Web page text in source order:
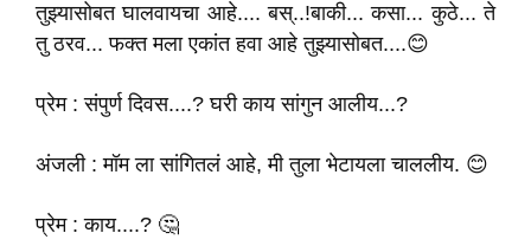
तुझ्यासोबत घालवायचा आहे.... बस्..!बाकी... कसा... कुठे... ते
तु ठरव... फक्त मला एकांत हवा आहे तुझ्यासोबत....😊
प्रेम : संपुर्ण दिवस....? घरी काय सांगुन आलीय...?
अंजली : मॉम ला सांगितलं आहे, मी तुला भेटायला चाललीय. 😊
प्रेम : काय....? 🤔